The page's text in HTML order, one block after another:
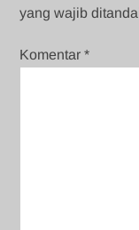
yang wajib
Komentar*